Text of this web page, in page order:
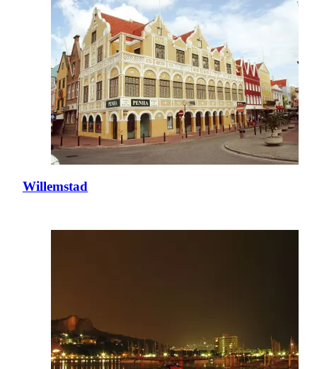
Willemstad